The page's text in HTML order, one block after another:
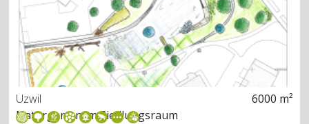
Uzwil
6000 m²
Naturgarten im Siedlungsraum